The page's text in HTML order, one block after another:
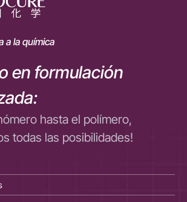
a la química
en formulación
hasta el polímero,
todas las posibilidades!